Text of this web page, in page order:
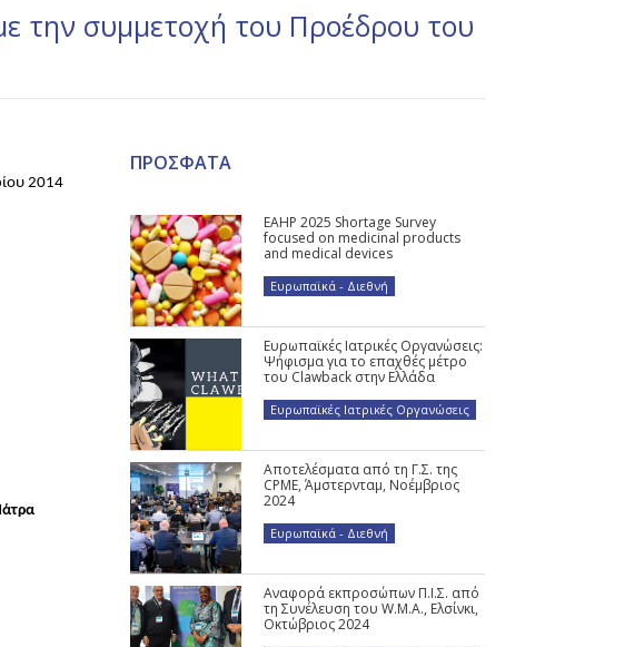
την συμμετοχή του Προέδρου του
2014
ΠΡΟΣΦΑΤΑ
EAHP 2025 Shortage Survey
focused on medicinal products
and medical devices
Ευρωπαϊκά - Διεθνή
Ευρωπαϊκές Ιατρικές Οργανώσεις:
Ψήφισμα για το επαχθές μέτρο
του Clawback στην Ελλάδα
Ευρωπαϊκές Ιατρικές Οργανώσεις
Αποτελέσματα από τη Γ.Σ. της
CPME, Άμστερνταμ, Νοέμβριος
2024
Ευρωπαϊκά - Διεθνή
Αναφορά εκπροσώπων Π.Ι.Σ. από
τη Συνέλευση του W.M.A., Ελσίνκι,
Οκτώβριος 2024